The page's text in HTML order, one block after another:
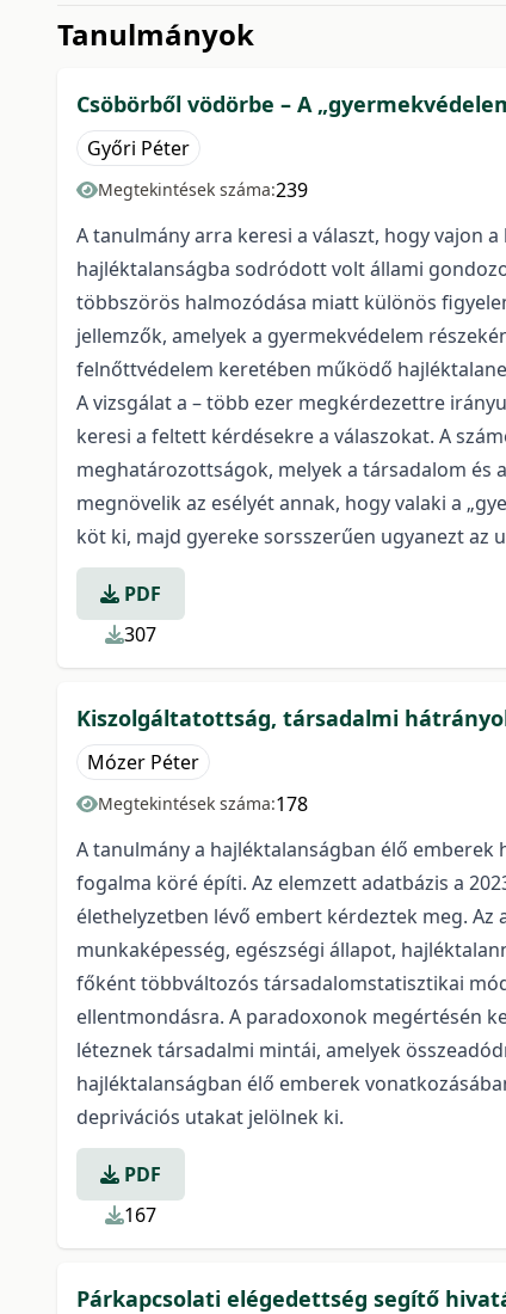
Tanulmányok
Csöbörből vödörbe – A
Győri Péter
Megtekintések száma:239
A tanulmány arra keresi a választ, hogy vajon
hajléktalanságba sodródott volt állami
többszörös halmozódása miatt különös
jellemzők, amelyek a gyermekvédelem
felnőttvédelem keretében működő
A vizsgálat a – több ezer megkérdezettre
keresi a feltett kérdésekre a válaszokat. A
meghatározottságok, melyek a társadalom és
megnövelik az esélyét annak, hogy valaki a
köt ki, majd gyereke sorsszerűen ugyanezt az
PDF
307
Kiszolgáltatottság, társadalmi
Mózer Péter
Megtekintések száma:178
A tanulmány a hajléktalanságban élő
fogalma köré építi. Az elemzett adatbázis a
élethelyzetben lévő embert kérdeztek meg.
munkaképesség, egészségi állapot,
főként többváltozós társadalomstatisztikai
ellentmondásra. A paradoxonok megértésén
léteznek társadalmi mintái, amelyek
hajléktalanságban élő emberek
deprivációs utakat jelölnek ki.
PDF
167
Párkapcsolati elégedettség segítő